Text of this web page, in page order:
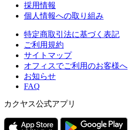
採用情報
個人情報への取り組み
特定商取引法に基づく表記
ご利用規約
サイトマップ
オフィスでご利用のお客様へ
お知らせ
FAQ
カクヤス公式アプリ